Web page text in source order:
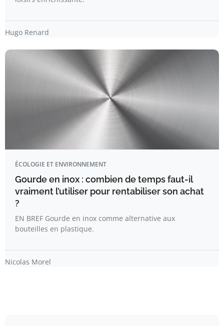
Hugo Renard
ÉCOLOGIE ET ENVIRONNEMENT
Gourde en inox : combien de temps faut-il
vraiment l’utiliser pour rentabiliser son achat
?
EN BREF Gourde en inox comme alternative aux
bouteilles en plastique.
Nicolas Morel